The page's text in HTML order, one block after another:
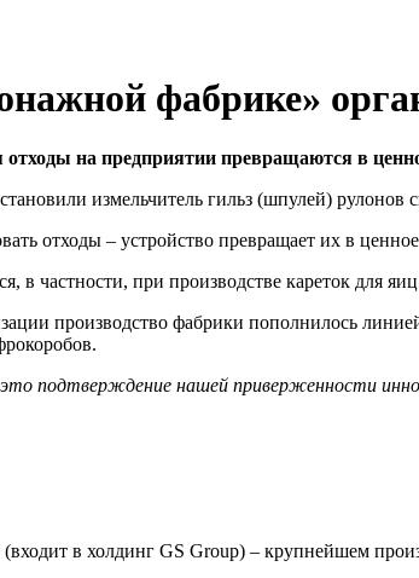
фабрике»
отходы на предприятии превращаются в
измельчитель гильз (шпулей) рулонов
отходы – устройство превращает их в
в частности, при производстве кареток для
производство фабрики пополнилось
это подтверждение нашей приверженности
в холдинг GS Group) – крупнейшем